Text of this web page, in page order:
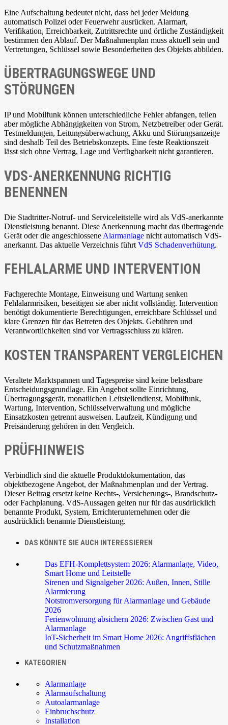
Eine Aufschaltung bedeutet nicht, dass bei jeder Meldung
automatisch Polizei oder Feuerwehr ausrücken. Alarmart,
Verifikation, Erreichbarkeit, Zutrittsrechte und örtliche Zuständigkeit
bestimmen den Ablauf. Der Maßnahmenplan muss aktuell sein und
Vertretungen, Schlüssel sowie Besonderheiten des Objekts abbilden.
ÜBERTRAGUNGSWEGE UND
STÖRUNGEN
IP und Mobilfunk können unterschiedliche Fehler abfangen, teilen
aber mögliche Abhängigkeiten von Strom, Netzbetreiber oder Gerät.
Testmeldungen, Leitungsüberwachung, Akku und Störungsanzeige
sind deshalb Teil des Betriebskonzepts. Eine feste Reaktionszeit
lässt sich ohne Vertrag, Lage und Verfügbarkeit nicht garantieren.
VDS-ANERKENNUNG RICHTIG
BENENNEN
Die Stadtritter-Notruf- und Serviceleitstelle wird als VdS-anerkannte
Dienstleistung benannt. Diese Anerkennung macht das übertragende
Gerät oder die angeschlossene Alarmanlage nicht automatisch VdS-
anerkannt. Das aktuelle Verzeichnis führt VdS Schadenverhütung.
FEHLALARME UND INTERVENTION
Fachgerechte Montage, Einweisung und Wartung senken
Fehlalarmrisiken, beseitigen sie aber nicht vollständig. Intervention
benötigt dokumentierte Berechtigungen, erreichbare Schlüssel und
klare Grenzen für das Betreten des Objekts. Gebühren und
Verantwortlichkeiten sind vor Vertragsschluss zu klären.
KOSTEN TRANSPARENT VERGLEICHEN
Veraltete Marktspannen und Tagespreise sind keine belastbare
Entscheidungsgrundlage. Ein Angebot sollte Einrichtung,
Übertragungsgerät, monatlichen Leitstellendienst, Mobilfunk,
Wartung, Intervention, Schlüsselverwaltung und mögliche
Einsatzkosten getrennt ausweisen. Laufzeit, Kündigung und
Preisänderung gehören in den Vergleich.
PRÜFHINWEIS
Verbindlich sind die aktuelle Produktdokumentation, das
objektbezogene Angebot, der Maßnahmenplan und der Vertrag.
Dieser Beitrag ersetzt keine Rechts-, Versicherungs-, Brandschutz-
oder Fachplanung. VdS-Aussagen gelten nur für das ausdrücklich
benannte Produkt, System, Errichterunternehmen oder die
ausdrücklich benannte Dienstleistung.
DAS KÖNNTE SIE AUCH INTERESSIEREN
Das EFH-Komplettsystem 2026: Alarmanlage, Video,
Smart Home und Leitstelle
Sirenen und Signalgeber 2026: Außen, Innen, Stille
Alarmierung
Notstromversorgung für Alarmanlage und Gebäude
2026
Ferienwohnung absichern 2026: Zwischen Gast und
Alarmanlage
IoT-Sicherheit im Smart Home 2026: Angriffsflächen
und Schutzmaßnahmen
KATEGORIEN
Alarmanlage
Alarmaufschaltung
Autoalarmanlage
Einbruchschutz
Installation